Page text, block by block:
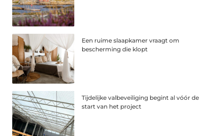
Een ruime slaapkamer vraagt om
bescherming die klopt
Tijdelijke valbeveiliging begint al vóór de
start van het project